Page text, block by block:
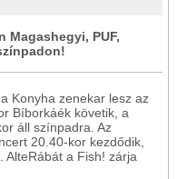
Magashegyi, PUF,
Konyha zenekar lesz az
Bíborkáék követik, a
áll színpadra. Az
20.40-kor kezdődik,
AlteRábát a Fish! zárja